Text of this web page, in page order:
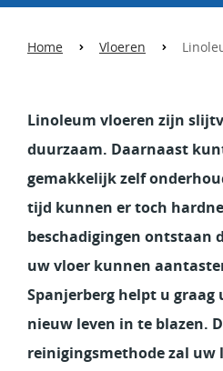
Home Vloeren
Linoleum vloeren zijn
duurzaam. Daarnaast
gemakkelijk zelf
tijd kunnen er toch
beschadigingen ontstaan
uw vloer kunnen
Spanjerberg helpt u graag
nieuw leven in te blazen.
reinigingsmethode zal uw